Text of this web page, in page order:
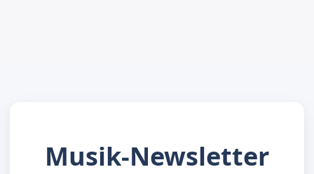
Musik-Newsletter